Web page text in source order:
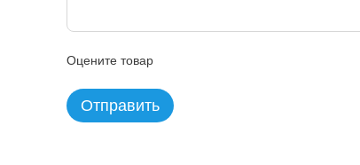
Оцените товар
Отправить